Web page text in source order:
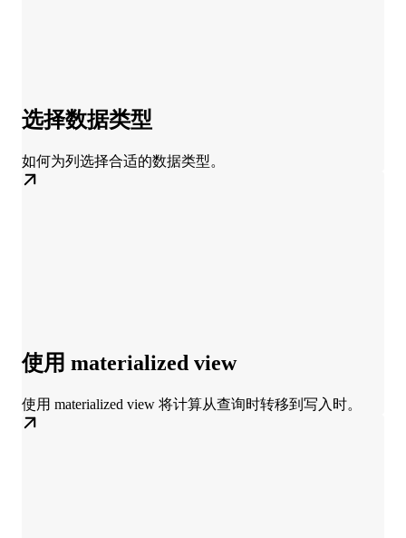
选择数据类型
如何为列选择合适的数据类型。
使用 materialized view
使用 materialized view 将计算从查询时转移到写入时。